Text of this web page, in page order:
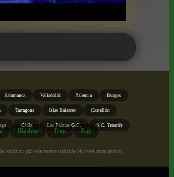
Salamanca Valladolid Palencia Burgos
Tarragona Islas Baleares Castellón
Cádiz Las Palmas G.C. S.C. Tenerife
Hip-hop Trap Rap
por cada reserva realizada (sin coste extra para ti),